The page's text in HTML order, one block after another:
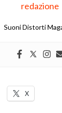
redazione
Suoni Distorti
X